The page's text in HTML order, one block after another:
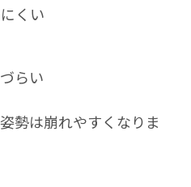
くい
らい
勢は崩れやすくなりま